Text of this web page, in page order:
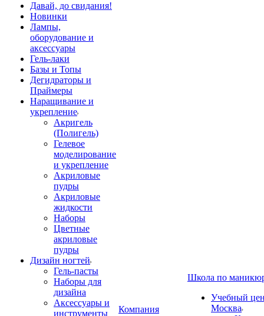
Давай, до свидания!
Новинки
Лампы,
оборудование и
аксессуары
Гель-лаки
Базы и Топы
Дегидраторы и
Праймеры
Наращивание и
укрепление
Акригель
(Полигель)
Гелевое
моделирование
и укрепление
Акриловые
пудры
Акриловые
жидкости
Наборы
Цветные
акриловые
пудры
Дизайн ногтей
Гель-пасты
Наборы для
дизайна
Аксессуары и
инструменты
Компания
Школа по
Учебный
Москва